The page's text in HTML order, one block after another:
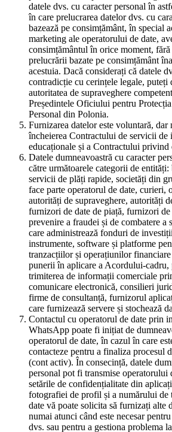
datele dvs. cu caracter personal în
în care prelucrarea datelor dvs. cu
bazează pe consimțământ, în special
marketing ale operatorului de date,
consimțământul în orice moment, fără
prelucrării bazate pe consimțământ
acestuia. Dacă considerați că datele
contradicție cu cerințele legale, puteți
autoritatea de supraveghere
Președintele Oficiului pentru
Personal din Polonia.
Furnizarea datelor este voluntară, dar
încheierea Contractului de servicii de
educaționale și a Contractului privind
Datele dumneavoastră cu caracter
către următoarele categorii de
servicii de plăți rapide, societăți din
face parte operatorul de date, curieri,
autorități de supraveghere, autorități
furnizori de date de piață, furnizori de
prevenire a fraudei și de combatere a
care administrează fonduri de
instrumente, software și platforme
tranzacțiilor și operațiunilor
punerii în aplicare a Acordului-cadru,
trimiterea de informații comerciale
comunicare electronică, consilieri
firme de consultanță, furnizorul
care furnizează servere și stochează
Contactul cu operatorul de date prin
WhatsApp poate fi inițiat de
operatorul de date, în cazul în care
contacteze pentru a finaliza procesul
(cont activ). În consecință, datele
personal pot fi transmise operatorului
setările de confidențialitate din
fotografiei de profil și a numărului de
date vă poate solicita să furnizați alte
numai atunci când este necesar
dvs. sau pentru a gestiona problema